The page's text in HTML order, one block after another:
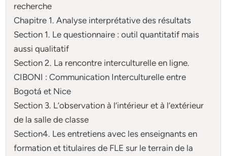
recherche
Chapitre 1. Analyse interprétative des résultats
Section 1. Le questionnaire : outil quantitatif mais
aussi qualitatif
Section 2. La rencontre interculturelle en ligne.
CIBONI : Communication Interculturelle entre
Bogotá et Nice
Section 3. L’observation à l’intérieur et à l’extérieur
de la salle de classe
Section4. Les entretiens avec les enseignants en
formation et titulaires de FLE sur le terrain de la